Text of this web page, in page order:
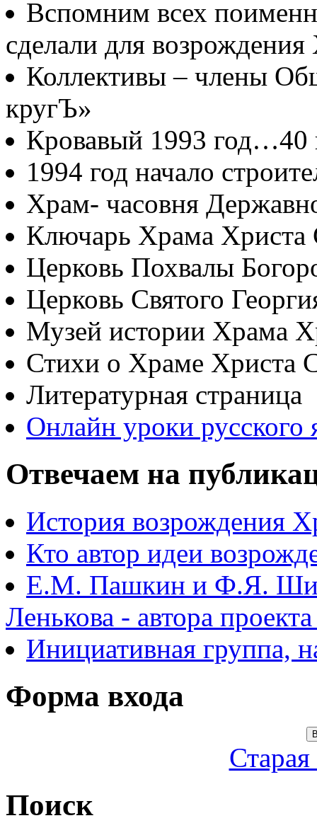
Вспомним всех
сделали для
Коллективы – члены
кругЪ»
Кровавый 1993
1994 год начало
Храм- часовня
Ключарь Храма Христа
Церковь Похвалы
Церковь Святого
Музей истории Храма
Стихи о Храме Христа
Литературная страница
Онлайн уроки русского
Отвечаем на
История возрождения
Кто автор идеи
Е.М. Пашкин и Ф.Я.
Ленькова - автора
Инициативная группа,
Форма входа
Поиск